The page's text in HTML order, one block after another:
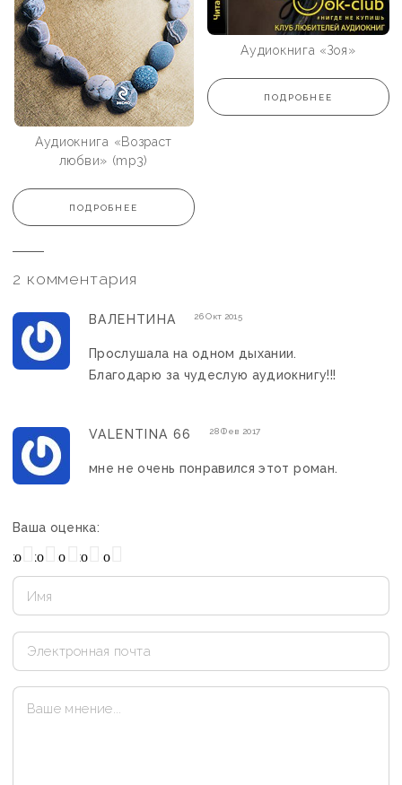
Аудиокнига «Возраст
любви» (mp3)
ПОДРОБНЕЕ
Аудиокнига «Зоя»
ПОДРОБНЕЕ
2 комментария
ВАЛЕНТИНА 26 Окт 2015
Прослушала на одном дыхании.
Благодарю за чудеслую аудиокнигу!!!
VALENTINA 66 28 Фев 2017
мне не очень понравился этот роман.
Ваша оценка:
Отлично
Хорошо
Плохо